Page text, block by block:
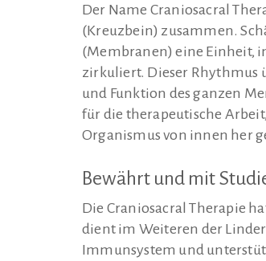
Der Name Craniosacral
(Kreuzbein) zusammen.
(Membranen) eine Einheit,
zirkuliert. Dieser Rhythmus
und Funktion des ganzen
für die therapeutische
Organismus von innen her
Bewährt und mit
Die Craniosacral Therapie
dient im Weiteren der
Immunsystem und